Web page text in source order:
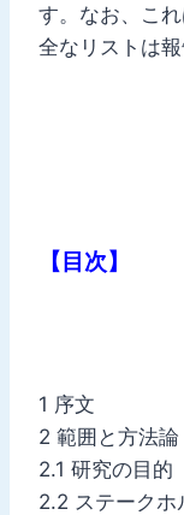
す。なお、こ
全なリストは
【目次】
1 序文
2 範囲と方法論
2.1 研究の目的
2.2 ステークホ